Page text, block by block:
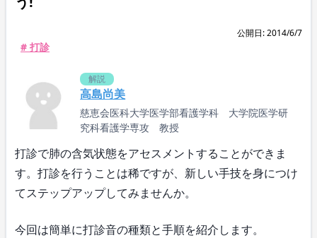
公開日: 2014/6/7
# 打診
解説
高島尚美
慈恵会医科大学医学部看護学科 大学院医学研
究科看護学専攻 教授
打診で肺の含気状態をアセスメントすることができま
す。打診を行うことは稀ですが、新しい手技を身につけ
てステップアップしてみませんか。
今回は簡単に打診音の種類と手順を紹介します。